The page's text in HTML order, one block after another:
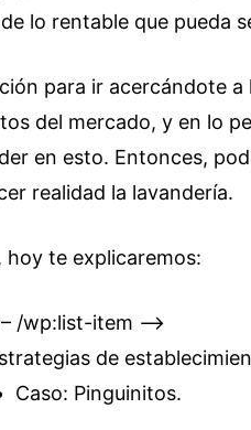
lo rentable que pueda
para ir acercándote
del mercado, y en lo
en esto. Entonces,
realidad la lavandería.
hoy te explicaremos:
/wp:list-item –>
de
Caso: Pinguinitos.